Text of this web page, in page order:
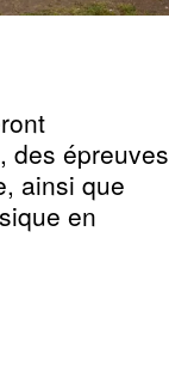
des épreuves
ainsi que
en